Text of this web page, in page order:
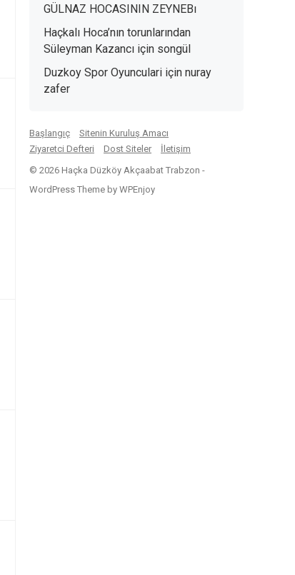
GÜLNAZ HOCASININ ZEYNEBı
Haçkalı Hoca’nın torunlarından
Süleyman Kazancı için songül
Duzkoy Spor Oyunculari için nuray
zafer
Başlangıç
Sitenin Kuruluş Amacı
Ziyaretci Defteri
Dost Siteler
İletişim
© 2026 Haçka Düzköy Akçaabat Trabzon -
WordPress Theme by WPEnjoy